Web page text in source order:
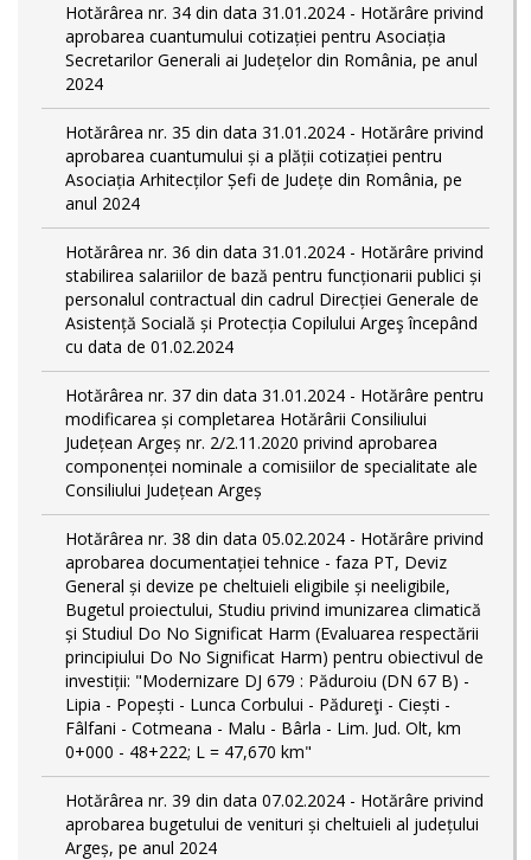
Hotărârea nr. 34 din data 31.01.2024 - Hotărâre privind
aprobarea cuantumului cotizației pentru Asociația
Secretarilor Generali ai Județelor din România, pe anul
2024
Hotărârea nr. 35 din data 31.01.2024 - Hotărâre privind
aprobarea cuantumului și a plății cotizației pentru
Asociația Arhitecților Șefi de Județe din România, pe
anul 2024
Hotărârea nr. 36 din data 31.01.2024 - Hotărâre privind
stabilirea salariilor de bază pentru funcționarii publici și
personalul contractual din cadrul Direcției Generale de
Asistență Socială și Protecția Copilului Argeş începând
cu data de 01.02.2024
Hotărârea nr. 37 din data 31.01.2024 - Hotărâre pentru
modificarea și completarea Hotărârii Consiliului
Județean Argeș nr. 2/2.11.2020 privind aprobarea
componenței nominale a comisiilor de specialitate ale
Consiliului Județean Argeș
Hotărârea nr. 38 din data 05.02.2024 - Hotărâre privind
aprobarea documentației tehnice - faza PT, Deviz
General și devize pe cheltuieli eligibile și neeligibile,
Bugetul proiectului, Studiu privind imunizarea climatică
și Studiul Do No Significat Harm (Evaluarea respectării
principiului Do No Significat Harm) pentru obiectivul de
investiții: "Modernizare DJ 679 : Păduroiu (DN 67 B) -
Lipia - Popești - Lunca Corbului - Pădureţi - Ciești -
Fâlfani - Cotmeana - Malu - Bârla - Lim. Jud. Olt, km
0+000 - 48+222; L = 47,670 km"
Hotărârea nr. 39 din data 07.02.2024 - Hotărâre privind
aprobarea bugetului de venituri și cheltuieli al județului
Argeș, pe anul 2024